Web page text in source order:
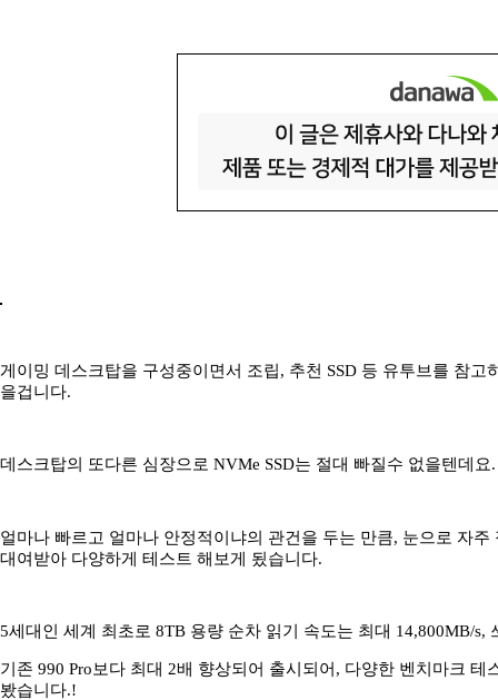
게이밍 데스크탑을 구성중이면서 조립, 추천 SSD 등 유투브를 참
을겁니다.
데스크탑의 또다른 심장으로 NVMe SSD는 절대 빠질수 없을텐데요.
얼마나 빠르고 얼마나 안정적이냐의 관건을 두는 만큼, 눈으로 자
대여받아 다양하게 테스트 해보게 됬습니다.
5세대인 세계 최초로 8TB 용량 순차 읽기 속도는 최대 14,800MB/s,
기존 990 Pro보다 최대 2배 향상되어 출시되어, 다양한 벤치마크
봤습니다.!